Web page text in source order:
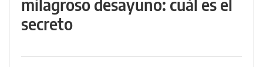
milagroso desayuno: cuál es el
secreto